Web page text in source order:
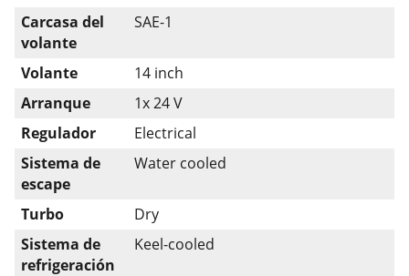
Carcasa del
volante
SAE-1
Volante
14 inch
Arranque
1x 24 V
Regulador
Electrical
Sistema de
escape
Water cooled
Turbo
Dry
Sistema de
refrigeración
Keel-cooled